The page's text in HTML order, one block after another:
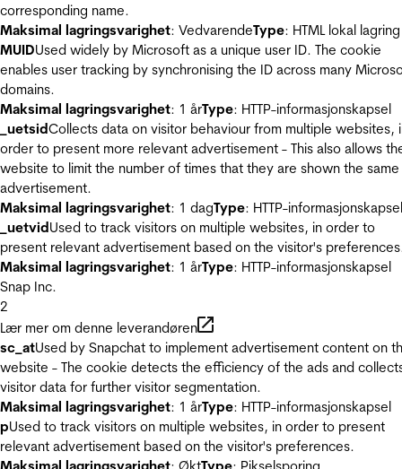
corresponding name.
Maksimal lagringsvarighet: VedvarendeType: HTML lokal lagring
MUIDUsed widely by Microsoft as a unique user ID. The cookie
enables user tracking by synchronising the ID across many
domains.
Maksimal lagringsvarighet: 1 årType: HTTP-informasjonskapsel
_uetsidCollects data on visitor behaviour from multiple websites,
order to present more relevant advertisement - This also allows
website to limit the number of times that they are shown the same
advertisement.
Maksimal lagringsvarighet: 1 dagType: HTTP-informasjonskapsel
_uetvidUsed to track visitors on multiple websites, in order to
present relevant advertisement based on the visitor's
Maksimal lagringsvarighet: 1 årType: HTTP-informasjonskapsel
Snap Inc.
2
Lær mer om denne leverandøren
sc_atUsed by Snapchat to implement advertisement content on
website - The cookie detects the efficiency of the ads and
visitor data for further visitor segmentation.
Maksimal lagringsvarighet: 1 årType: HTTP-informasjonskapsel
pUsed to track visitors on multiple websites, in order to present
relevant advertisement based on the visitor's preferences.